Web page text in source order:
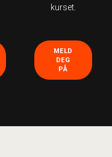
kurset.
MELD
DEG
PÅ